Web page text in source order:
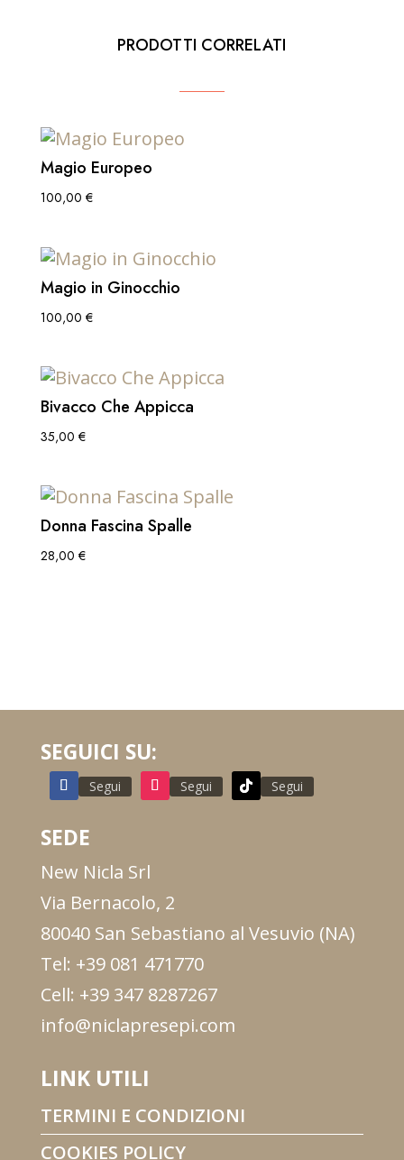
PRODOTTI CORRELATI
Magio Europeo
100,00 €
Magio in Ginocchio
100,00 €
Bivacco Che Appicca
35,00 €
Donna Fascina Spalle
28,00 €
SEGUICI SU:
Segui Segui Segui
SEDE
New Nicla Srl
Via Bernacolo, 2
80040 San Sebastiano al Vesuvio (NA)
Tel: +39 081 471770
Cell: +39 347 8287267
info@niclapresepi.com
LINK UTILI
TERMINI E CONDIZIONI
COOKIES POLICY